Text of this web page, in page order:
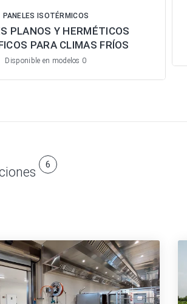
PANELES ISOTÉRMICOS
PLANOS Y HERMÉTICOS
PARA CLIMAS FRÍOS
Disponible en modelos 0
6